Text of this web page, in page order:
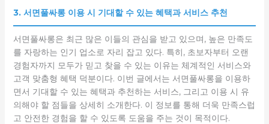
3. 서면풀싸롱 이용 시 기대할 수 있는 혜택과 서비스 추천
서면풀싸롱은 최근 많은 이들의 관심을 받고 있으며, 높은 만족도
를 자랑하는 인기 업소로 자리 잡고 있다. 특히, 초보자부터 오랜
경험자까지 모두가 믿고 찾을 수 있는 이유는 체계적인 서비스와
고객 맞춤형 혜택 덕분이다. 이번 글에서는 서면풀싸롱을 이용하
면서 기대할 수 있는 혜택과 추천하는 서비스, 그리고 이용 시 유
의해야 할 점들을 상세히 소개한다. 이 정보를 통해 더욱 만족스럽
고 안전한 경험을 할 수 있도록 도움을 주는 것이 목적이다.